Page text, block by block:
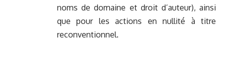
noms de domaine et droit d’auteur), ainsi
que pour les actions en nullité à titre
reconventionnel.